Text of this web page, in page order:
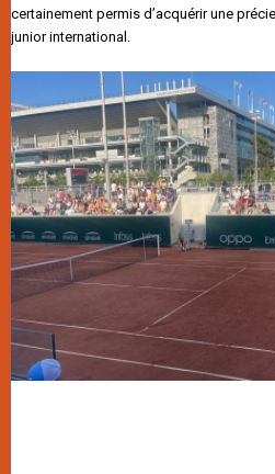
certainement permis d’acquérir une
junior international.